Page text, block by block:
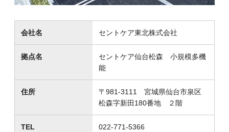
会社名 セントケア東北株式会社
拠点名
セントケア仙台松森 小規模多機
能
住所
〒981-3111 宮城県仙台市泉区
松森字新田180番地 ２階
TEL 022-771-5366